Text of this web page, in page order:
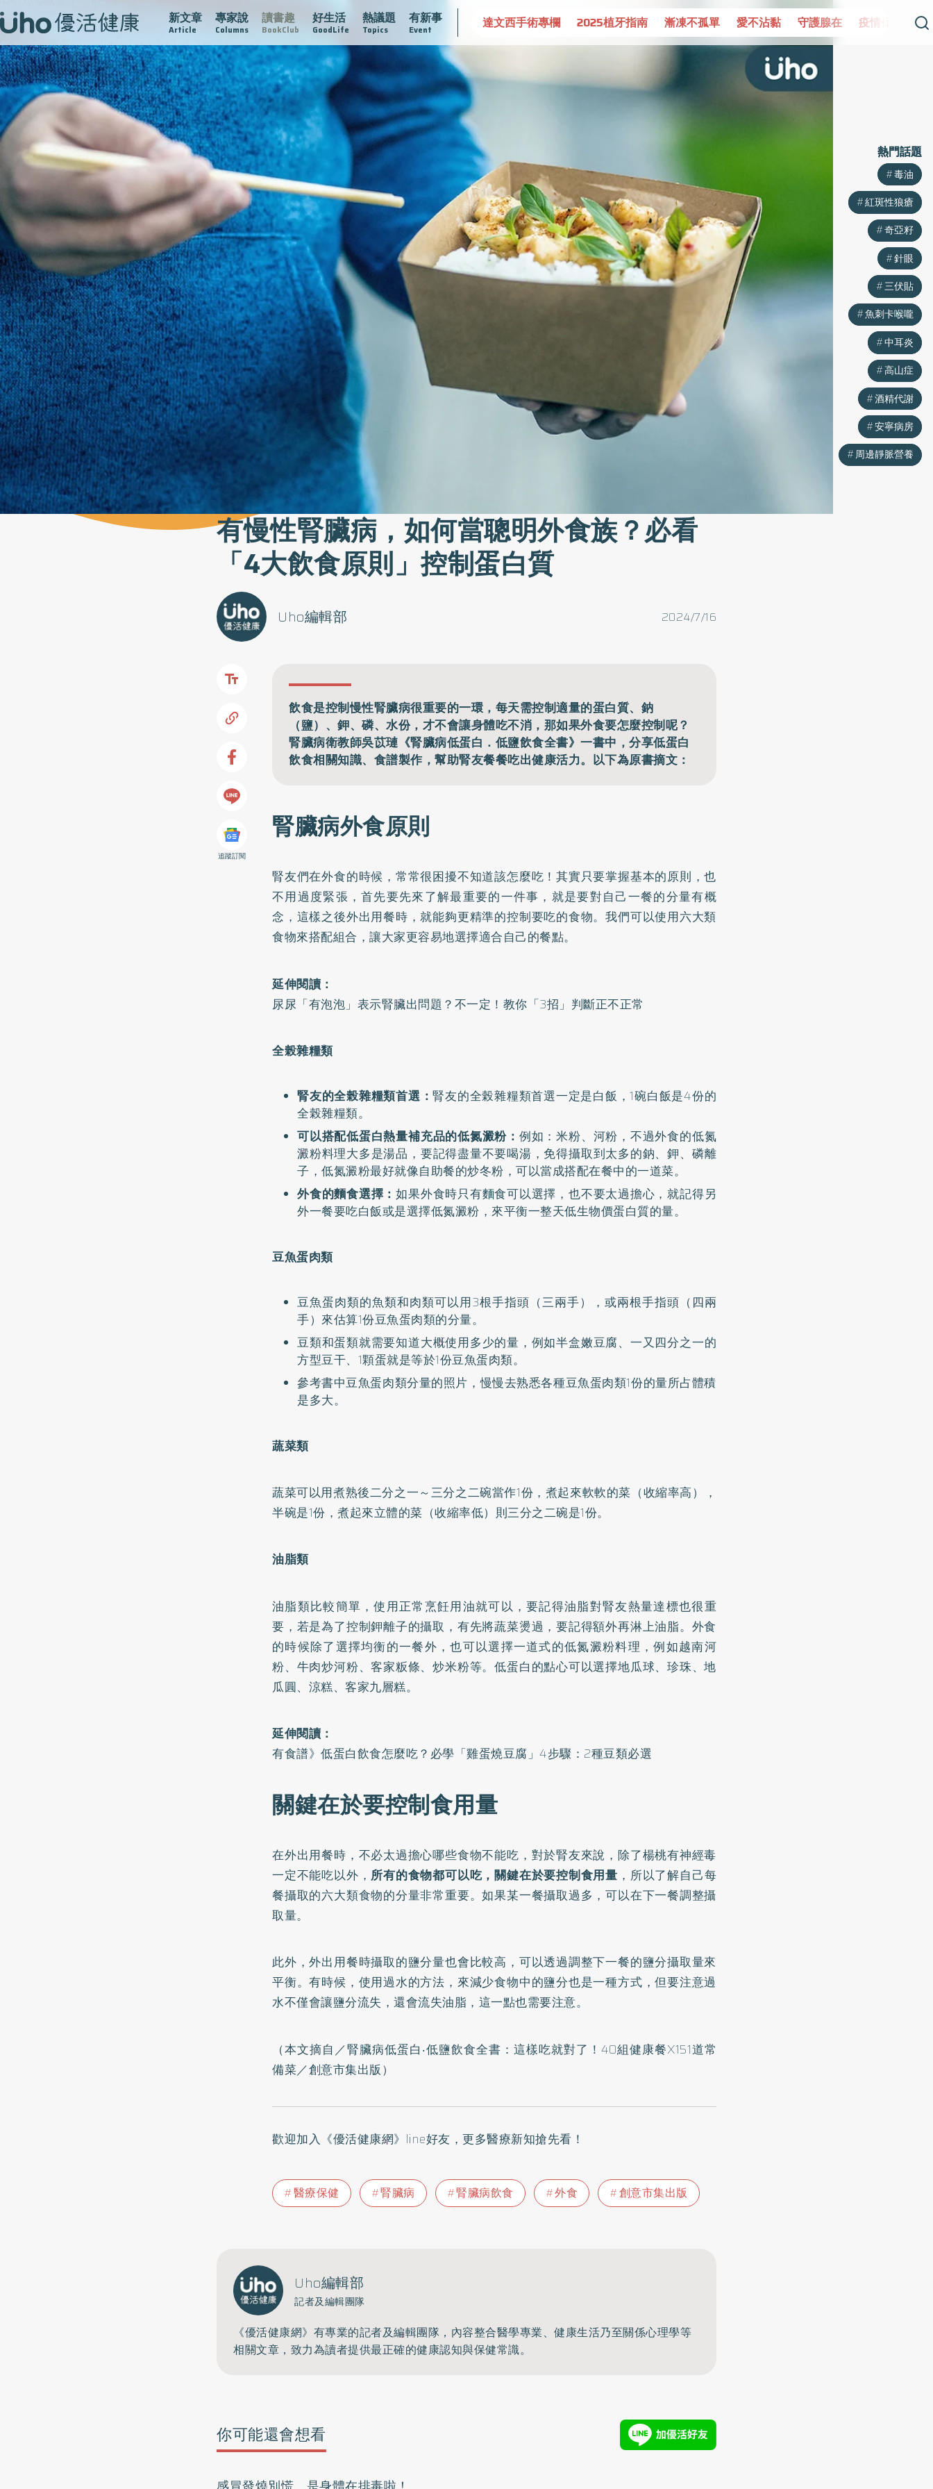
新文章
Article
專家說
Columns
讀書趣
BookClub
好生活
GoodLife
熱議題
Topics
有新事
Event
疫情保衛戰 再生醫學 愛的未來視 認識攝護腺肥大 守護骨骼健康 達文西手術專欄 2025植牙指南 漸凍不孤單 愛不沾黏 守護腺在 疫情保衛戰 再生醫學 愛
有慢性腎臟病，如何當聰明外食族？必看
「4大飲食原則」控制蛋白質
2024/7/16
Uho編輯部
追蹤訂閱
飲食是控制慢性腎臟病很重要的一環，每天需控制適量的蛋白質、鈉
（鹽）、鉀、磷、水份，才不會讓身體吃不消，那如果外食要怎麼控制呢？
腎臟病衛教師吳苡璉《腎臟病低蛋白．低鹽飲食全書》一書中，分享低蛋白
飲食相關知識、食譜製作，幫助腎友餐餐吃出健康活力。以下為原書摘文：
腎臟病外食原則
腎友們在外食的時候，常常很困擾不知道該怎麼吃！其實只要掌握基本的原則，也
不用過度緊張，首先要先來了解最重要的一件事，就是要對自己一餐的分量有概
念，這樣之後外出用餐時，就能夠更精準的控制要吃的食物。我們可以使用六大類
食物來搭配組合，讓大家更容易地選擇適合自己的餐點。
延伸閱讀：
尿尿「有泡泡」表示腎臟出問題？不一定！教你「3招」判斷正不正常
全榖雜糧類
腎友的全榖雜糧類首選：腎友的全榖雜糧類首選一定是白飯，1碗白飯是4份的
全榖雜糧類。
可以搭配低蛋白熱量補充品的低氮澱粉： 例如：米粉、河粉，不過外食的低氮
澱粉料理大多是湯品，要記得盡量不要喝湯，免得攝取到太多的鈉、鉀、磷離
子，低氮澱粉最好就像自助餐的炒冬粉，可以當成搭配在餐中的一道菜。
外食的麵食選擇：如果外食時只有麵食可以選擇，也不要太過擔心，就記得另
外一餐要吃白飯或是選擇低氮澱粉，來平衡一整天低生物價蛋白質的量。
豆魚蛋肉類
豆魚蛋肉類的魚類和肉類可以用3根手指頭（三兩手），或兩根手指頭（四兩
手）來估算1份豆魚蛋肉類的分量。
豆類和蛋類就需要知道大概使用多少的量，例如半盒嫩豆腐、一又四分之一的
方型豆干、1顆蛋就是等於1份豆魚蛋肉類。
參考書中豆魚蛋肉類分量的照片，慢慢去熟悉各種豆魚蛋肉類1份的量所占體積
是多大。
蔬菜類
蔬菜可以用煮熟後二分之一～三分之二碗當作1份，煮起來軟軟的菜（收縮率高），
半碗是1份，煮起來立體的菜（收縮率低）則三分之二碗是1份。
油脂類
油脂類比較簡單，使用正常烹飪用油就可以，要記得油脂對腎友熱量達標也很重
要，若是為了控制鉀離子的攝取，有先將蔬菜燙過，要記得額外再淋上油脂。外食
的時候除了選擇均衡的一餐外，也可以選擇一道式的低氮澱粉料理，例如越南河
粉、牛肉炒河粉、客家粄條、炒米粉等。低蛋白的點心可以選擇地瓜球、珍珠、地
瓜圓、涼糕、客家九層糕。
延伸閱讀：
有食譜》低蛋白飲食怎麼吃？必學「雞蛋燒豆腐」4步驟：2種豆類必選
關鍵在於要控制食用量
在外出用餐時，不必太過擔心哪些食物不能吃，對於腎友來說，除了楊桃有神經毒
一定不能吃以外，所有的食物都可以吃，關鍵在於要控制食用量 ，所以了解自己每
餐攝取的六大類食物的分量非常重要。如果某一餐攝取過多，可以在下一餐調整攝
取量。
此外，外出用餐時攝取的鹽分量也會比較高，可以透過調整下一餐的鹽分攝取量來
平衡。有時候，使用過水的方法，來減少食物中的鹽分也是一種方式，但要注意過
水不僅會讓鹽分流失，還會流失油脂，這一點也需要注意。
（本文摘自／腎臟病低蛋白‧低鹽飲食全書：這樣吃就對了！40組健康餐X151道常
備菜／創意市集出版）
歡迎加入 《優活健康網》line好友 ，更多醫療新知搶先看！
醫療保健 腎臟病 腎臟病飲食 外食 創意市集出版
Uho編輯部
記者及編輯團隊
《優活健康網》有專業的記者及編輯團隊，內容整合醫學專業、健康生活乃至關係心理學等
相關文章，致力為讀者提供最正確的健康認知與保健常識。
你可能還會想看
熱門話題
毒油
紅斑性狼瘡
奇亞籽
針眼
三伏貼
魚刺卡喉嚨
中耳炎
高山症
酒精代謝
安寧病房
周邊靜脈營養
熱門話題
毒油
紅斑性狼瘡
奇亞籽
針眼
三伏貼
魚刺卡喉嚨
中耳炎
高山症
酒精代謝
安寧病房
周邊靜脈營養